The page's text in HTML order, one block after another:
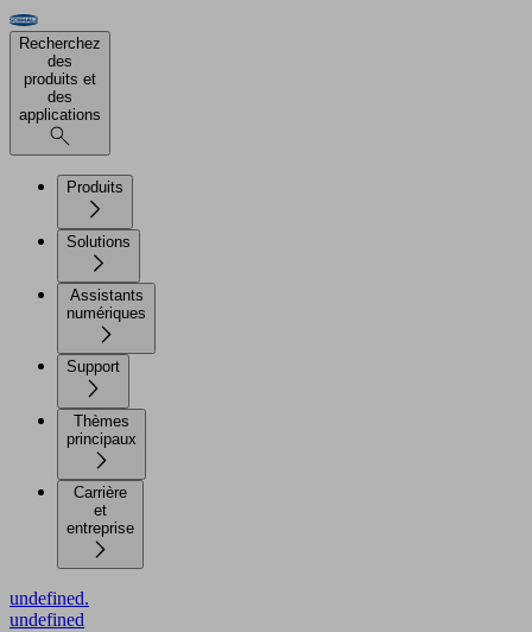
Recherchez
des
produits et
des
applications
Produits
Solutions
Assistants
numériques
Support
Thèmes
principaux
Carrière
et
entreprise
undefined.
undefined